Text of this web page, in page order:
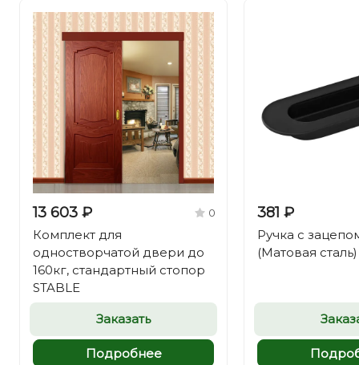
13 603 ₽ 0
Комплект для
одностворчатой двери до
160кг, стандартный стопор
STABLE
Заказать
Подробнее
381 ₽
Ручка с
(Матовая сталь)